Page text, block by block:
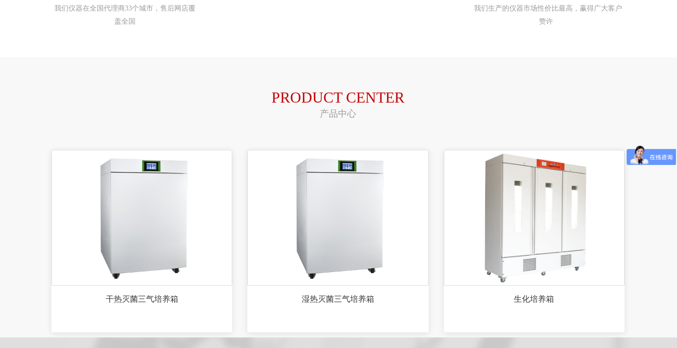
我们仪器在全国代理商33个城市，售后网店覆
盖全国
我们生产的仪器市场性价比最高，赢得广大客户
赞许
PRODUCT CENTER
产品中心
干热灭菌三气培养箱 湿热灭菌三气培养箱 生化培养箱